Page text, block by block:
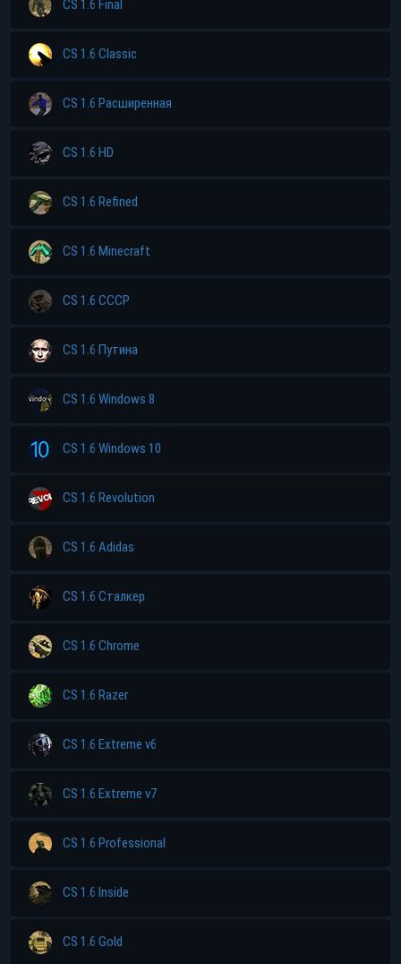
CS 1.6 Final
CS 1.6 Classic
CS 1.6 Расширенная
CS 1.6 HD
CS 1.6 Refined
CS 1.6 Minecraft
CS 1.6 CCCP
CS 1.6 Путина
CS 1.6 Windows 8
CS 1.6 Windows 10
CS 1.6 Revolution
CS 1.6 Adidas
CS 1.6 Сталкер
CS 1.6 Chrome
CS 1.6 Razer
CS 1.6 Extreme v6
CS 1.6 Extreme v7
CS 1.6 Professional
CS 1.6 Inside
CS 1.6 Gold